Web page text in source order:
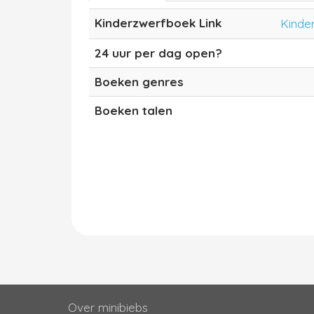
Kinderzwerfboek Link
24 uur per dag open?
Boeken genres
Boeken talen
Over minibiebs